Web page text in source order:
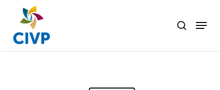
main
content
search
Menu
Close